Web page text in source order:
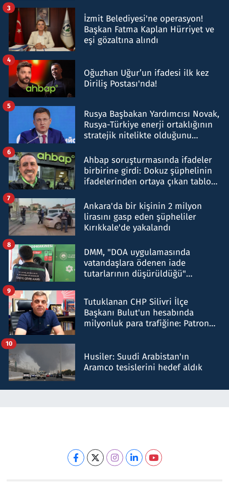
İzmit Belediyesi'ne operasyon!
Başkan Fatma Kaplan Hürriyet ve
eşi gözaltına alındı
3
Oğuzhan Uğur’un ifadesi ilk kez
Diriliş Postası'nda!
4
Rusya Başbakan Yardımcısı Novak,
Rusya-Türkiye enerji ortaklığının
stratejik nitelikte olduğunu
5
Ahbap soruşturmasında ifadeler
birbirine girdi: Dokuz şüphelinin
ifadelerinden ortaya çıkan tablo
6
Ankara'da bir kişinin 2 milyon
lirasını gasp eden şüpheliler
Kırıkkale'de yakalandı
7
DMM, "DOA uygulamasında
vatandaşlara ödenen iade
tutarlarının düşürüldüğü"
8
Tutuklanan CHP Silivri İlçe
Başkanı Bulut'un hesabında
milyonluk para trafiğine: Patron
9
Husiler: Suudi Arabistan'ın
Aramco tesislerini hedef aldık
10